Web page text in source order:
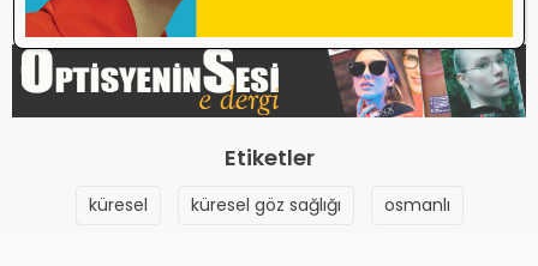
Etiketler
küresel küresel göz sağlığı osmanlı